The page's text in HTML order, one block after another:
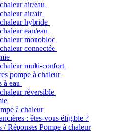
air/eau
air/air
hybride
eau/eau
monobloc
connectée
multi-confort
pompe à chaleur
à eau
réversible
à chaleur
: êtes-vous éligible ?
/ Réponses Pompe à chaleur